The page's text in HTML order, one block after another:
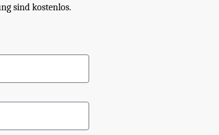
sind kostenlos.